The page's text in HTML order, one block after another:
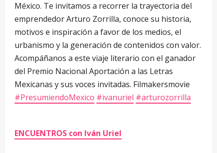
México. Te invitamos a recorrer la trayectoria del
emprendedor Arturo Zorrilla, conoce su historia,
motivos e inspiración a favor de los medios, el
urbanismo y la generación de contenidos con valor.
Acompáñanos a este viaje literario con el ganador
del Premio Nacional Aportación a las Letras
Mexicanas y sus voces invitadas. Filmakersmovie
#PresumiendoMexico #ivanuriel #arturozorrilla
ENCUENTROS con Iván Uriel